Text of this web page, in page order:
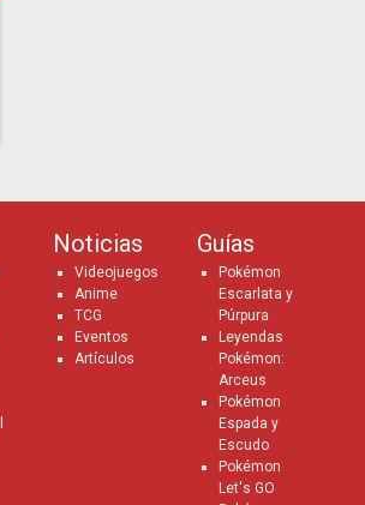
Noticias
Videojuegos
Anime
TCG
Eventos
Artículos
Guías
Pokémon
Escarlata y
Púrpura
Leyendas
Pokémon:
Arceus
Pokémon
Espada y
Escudo
Pokémon
Let's GO